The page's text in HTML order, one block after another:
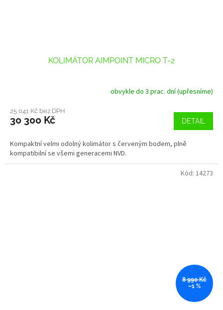
KOLIMÁTOR AIMPOINT MICRO T-2
obvykle do 3 prac. dní (upřesníme)
25 041 Kč bez DPH
30 300 Kč DETAIL
Kompaktní velmi odolný kolimátor s červeným bodem, plně
kompatibilní se všemi generacemi NVD.
8 990 Kč
–1 %
Kód: 14273